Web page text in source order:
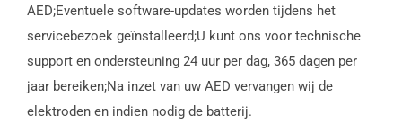
AED;Eventuele software-updates worden tijdens het
servicebezoek geïnstalleerd;U kunt ons voor technische
support en ondersteuning 24 uur per dag, 365 dagen per
jaar bereiken;Na inzet van uw AED vervangen wij de
elektroden en indien nodig de batterij.